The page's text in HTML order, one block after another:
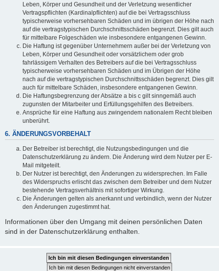
Leben, Körper und Gesundheit und der Verletzung wesentlicher
Vertragspflichten (Kardinalpflichten) auf die bei Vertragsschluss
typischerweise vorhersehbaren Schäden und im übrigen der Höhe nach
auf die vertragstypischen Durchschnittsschäden begrenzt. Dies gilt auch
für mittelbare Folgeschäden wie insbesondere entgangenen Gewinn.
Die Haftung ist gegenüber Unternehmern außer bei der Verletzung von
Leben, Körper und Gesundheit oder vorsätzlichem oder grob
fahrlässigem Verhalten des Betreibers auf die bei Vertragsschluss
typischerweise vorhersehbaren Schäden und im Übrigen der Höhe
nach auf die vertragstypischen Durchschnittsschäden begrenzt. Dies gilt
auch für mittelbare Schäden, insbesondere entgangenen Gewinn.
Die Haftungsbegrenzung der Absätze a bis c gilt sinngemäß auch
zugunsten der Mitarbeiter und Erfüllungsgehilfen des Betreibers.
Ansprüche für eine Haftung aus zwingendem nationalem Recht bleiben
unberührt.
6. ÄNDERUNGSVORBEHALT
Der Betreiber ist berechtigt, die Nutzungsbedingungen und die
Datenschutzerklärung zu ändern. Die Änderung wird dem Nutzer per E-
Mail mitgeteilt.
Der Nutzer ist berechtigt, den Änderungen zu widersprechen. Im Falle
des Widerspruchs erlischt das zwischen dem Betreiber und dem Nutzer
bestehende Vertragsverhältnis mit sofortiger Wirkung.
Die Änderungen gelten als anerkannt und verbindlich, wenn der Nutzer
den Änderungen zugestimmt hat.
Informationen über den Umgang mit deinen persönlichen Daten
sind in der Datenschutzerklärung enthalten.